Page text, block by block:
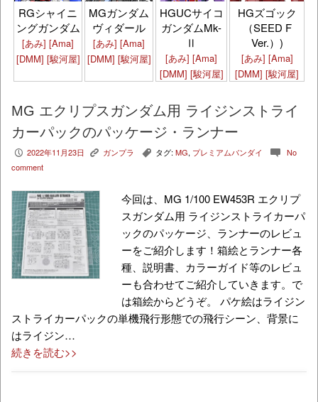
RGシャイニ
ングガンダム
[あみ] [Ama]
[DMM] [駿河屋]
MGガンダム
ヴィダール
[あみ] [Ama]
[DMM] [駿河屋]
HGUCサイコ
ガンダムMk-
Ⅱ
[あみ] [Ama]
[DMM] [駿河屋]
HGズゴック
（SEED F
Ver.）)
[あみ] [Ama]
[DMM] [駿河屋]
MG エクリプスガンダム用 ライジンストライ
カーパックのパッケージ・ランナー
P 2022年11月23日 K ガンプラ , タグ: MG, プレミアムバンダイ c No
comment
今回は、MG 1/100 EW453R エクリプ
スガンダム用 ライジンストライカーパ
ックのパッケージ、ランナーのレビュ
ーをご紹介します！箱絵とランナー各
種、説明書、カラーガイド等のレビュ
ーも合わせてご紹介していきます。で
は箱絵からどうぞ。 パケ絵はライジン
ストライカーパックの単機飛行形態での飛行シーン、背景に
はライジン…
続きを読む>>